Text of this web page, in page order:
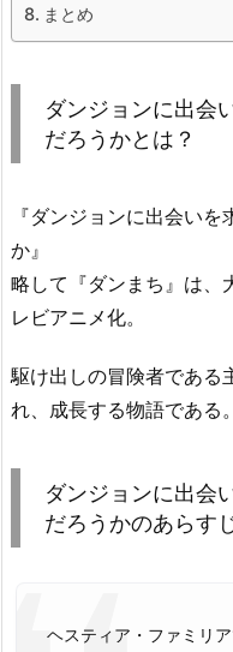
まとめ
ダンジョンに出会
だろうかとは？
『ダンジョンに出会い
か』
略して『ダンまち』は、
レビアニメ化。
駆け出しの冒険者である
れ、成長する物語である。
ダンジョンに出会
だろうかのあらす
ヘスティア・ファミリ